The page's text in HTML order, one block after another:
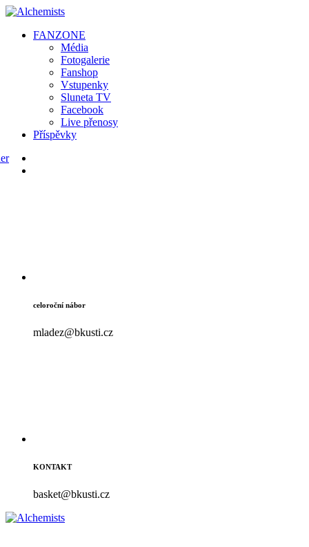
FANZONE
Média
Fotogalerie
Fanshop
Vstupenky
Sluneta TV
Facebook
Live přenosy
Příspěvky
celoroční nábor
mladez@bkusti.cz
KONTAKT
basket@bkusti.cz